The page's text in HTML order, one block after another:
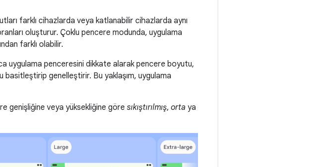
farklı cihazlarda veya katlanabilir cihazlarda aynı
oluşturur. Çoklu pencere modunda, uygulama
farklı olabilir.
uygulama penceresini dikkate alarak pencere boyutu,
genelleştirir. Bu yaklaşım, uygulama
genişliğine veya yüksekliğine göre sıkıştırılmış, orta ya